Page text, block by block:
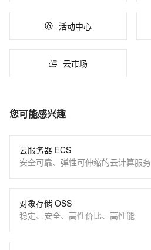
活动中心
云市场
您可能感兴趣
云服务器 ECS
安全可靠、弹性可伸缩的云计算服务
对象存储 OSS
稳定、安全、高性价比、高性能